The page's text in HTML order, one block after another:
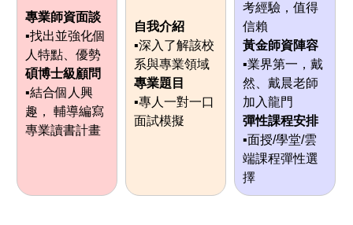
專業師資面談
▪找出並強化個
人特點、優勢
碩博士級顧問
▪結合個人興
趣， 輔導編寫
專業讀書計畫
自我介紹
▪深入了解該校
系與專業領域
專業題目
▪專人一對一口
面試模擬
考經驗，值得
信賴
黃金師資陣容
▪業界第一，戴
然、戴晨老師
加入龍門
彈性課程安排
▪面授/學堂/雲
端課程彈性選
擇